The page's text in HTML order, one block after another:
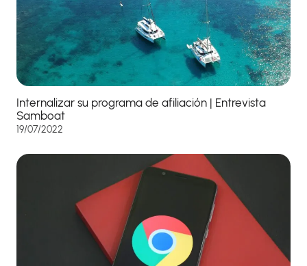
Internalizar su programa de afiliación | Entrevista
Samboat
19/07/2022